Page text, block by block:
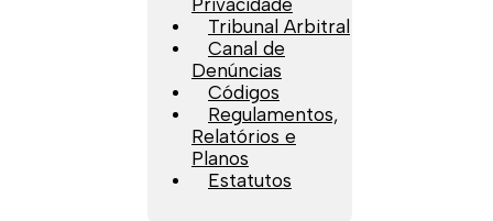
Tribunal Arbitral
Canal de
Denúncias
Códigos
Regulamentos,
Relatórios e
Planos
Estatutos